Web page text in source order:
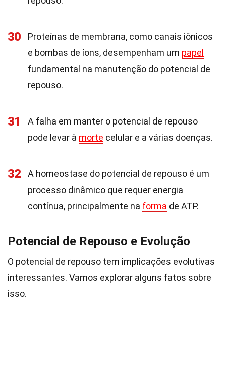
30
Proteínas de membrana, como canais iônicos
e bombas de íons, desempenham um papel
fundamental na manutenção do potencial de
repouso.
31
A falha em manter o potencial de repouso
pode levar à morte celular e a várias doenças.
32
A homeostase do potencial de repouso é um
processo dinâmico que requer energia
contínua, principalmente na forma de ATP.
Potencial de Repouso e Evolução
O potencial de repouso tem implicações evolutivas
interessantes. Vamos explorar alguns fatos sobre
isso.